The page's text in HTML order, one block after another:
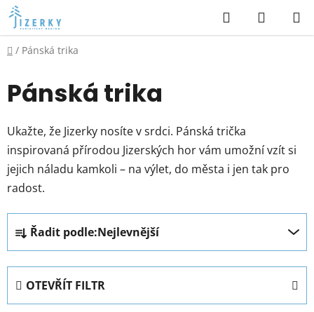
Přejít
na
obsah
Hledat
KOŠÍK
Domů
/ Pánská trika
Pánská trika
Ukažte, že Jizerky nosíte v srdci. Pánská trička
inspirovaná přírodou Jizerských hor vám umožní vzít si
jejich náladu kamkoli – na výlet, do města i jen tak pro
radost.
Ř
a
z
e
n
Řadit podle:Nejlevnější
OTEVŘÍT FILTR